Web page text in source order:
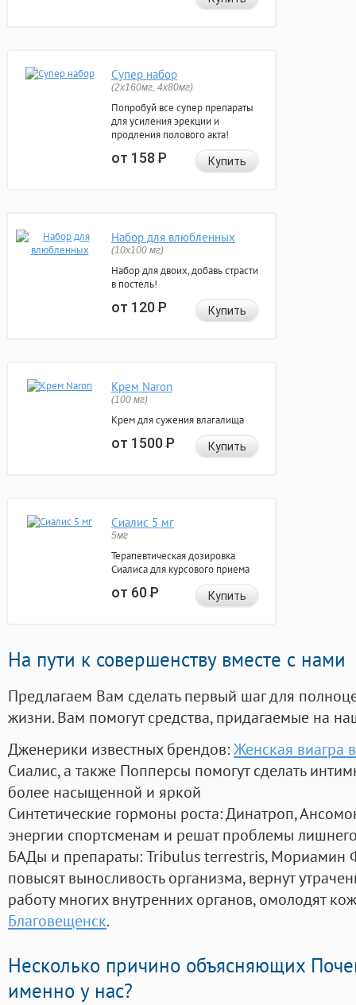
Супер набор
(2х160мг, 4х80мг)
Попробуй все супер препараты
для усиления эрекции и
продления полового акта!
от 158Р Купить
Набор для влюбленных
(10х100 мг)
Набор для двоих, добавь страсти
в постель!
от 120Р Купить
Крем Naron
(100 мг)
Крем для сужения влагалища
от 1500Р Купить
Сиалис 5 мг
5мг
Терапевтическая дозировка
Сиалиса для курсового приема
от 60Р Купить
На пути к совершенству вместе с нами
Предлагаем Вам сделать первый шаг для
жизни. Вам помогут средства, придагаемые на
Дженерики известных брендов:Женская виагра
Сиалис, а также Попперсы помогут сделать
более насыщенной и яркой
Синтетические гормоны роста: Динатроп,
энергии спортсменам и решат проблемы
БАДы и препараты:Tribulus terrestris, Мориамин
повысят выносливость организма, вернут
работу многих внутренних органов, омолодят
Благовещенск.
Несколько причино объясняющих
именно у нас?